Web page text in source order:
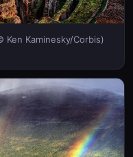
Ken Kaminesky/Corbis)